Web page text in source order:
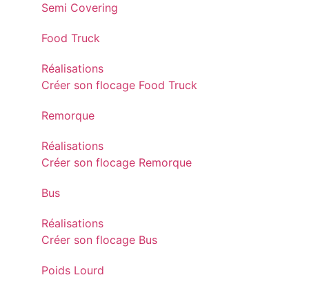
Semi Covering
Food Truck
Réalisations
Créer son flocage Food Truck
Remorque
Réalisations
Créer son flocage Remorque
Bus
Réalisations
Créer son flocage Bus
Poids Lourd